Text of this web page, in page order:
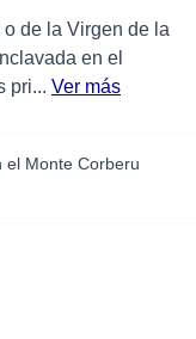
de la Virgen de la
en el
pri... Ver más
el Monte Corberu